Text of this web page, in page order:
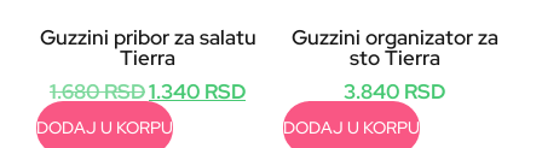
Guzzini pribor za salatu
Tierra
1.680RSD1.340 RSD
DODAJ U KORPU
Guzzini organizator za
sto Tierra
3.840 RSD
DODAJ U KORPU